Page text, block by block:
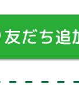
期救急と、初期医療
る二次救急を整備す